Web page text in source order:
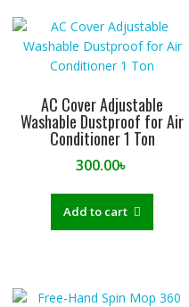
AC Cover Adjustable
Washable Dustproof for Air
Conditioner 1 Ton
300.00৳
Add to cart